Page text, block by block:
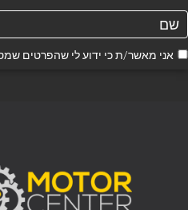
אני מאשר/ת כי ידוע לי שהפרטים שמסרתי